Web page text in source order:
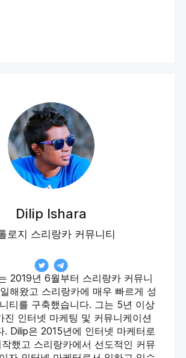
Dilip Ishara
로지 스리랑카 커뮤니티
2019년 6월부터 스리랑카 커뮤니
해왔고 스리랑카에 매우 빠르게 성
티를 구축했습니다. 그는 5년 이상
진 인터넷 마케팅 및 커뮤니케이션
. Dilip은 2015년에 인터넷 마케터로
했고 스리랑카에서 선도적인 커뮤